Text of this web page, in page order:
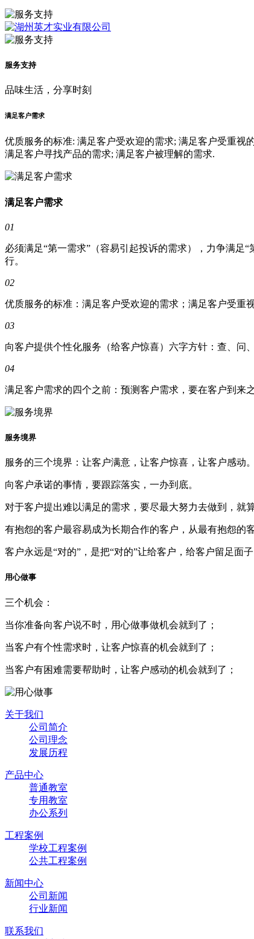
服务支持
品味生活，分享时刻
满足客户需求
优质服务的标准: 满足客户受欢迎的需求; 满足客户受重视
满足客户寻找产品的需求; 满足客户被理解的需求.
满足客户需求
01
必须满足“第一需求”（容易引起投诉的需求），力争满足
行。
02
优质服务的标准：满足客户受欢迎的需求；满足客户受重
03
向客户提供个性化服务（给客户惊喜）六字方针：查、问
04
满足客户需求的四个之前：预测客户需求，要在客户到来
服务境界
服务的三个境界：让客户满意，让客户惊喜，让客户感动。
向客户承诺的事情，要跟踪落实，一办到底。
对于客户提出难以满足的需求，要尽最大努力去做到，就
有抱怨的客户最容易成为长期合作的客户，从最有抱怨的
客户永远是“对的”，是把“对的”让给客户，给客户留足面
用心做事
三个机会：
当你准备向客户说不时，用心做事做机会就到了；
当客户有个性需求时，让客户惊喜的机会就到了；
当客户有困难需要帮助时，让客户感动的机会就到了；
关于我们
公司简介
公司理念
发展历程
产品中心
普通教室
专用教室
办公系列
工程案例
学校工程案例
公共工程案例
新闻中心
公司新闻
行业新闻
联系我们